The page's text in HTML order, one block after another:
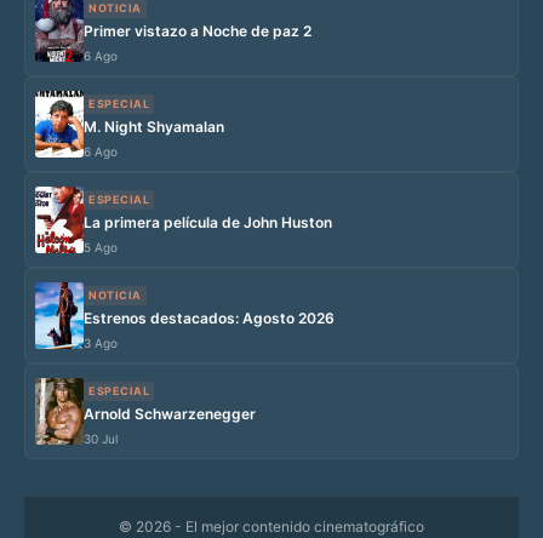
NOTICIA
Primer vistazo a Noche de paz 2
6 Ago
ESPECIAL
M. Night Shyamalan
6 Ago
ESPECIAL
La primera película de John Huston
5 Ago
NOTICIA
Estrenos destacados: Agosto 2026
3 Ago
ESPECIAL
Arnold Schwarzenegger
30 Jul
© 2026 - El mejor contenido cinematográfico